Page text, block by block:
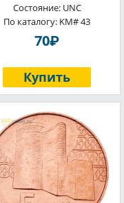
Состояние: UNC
По каталогу: KM# 43
70P
Купить